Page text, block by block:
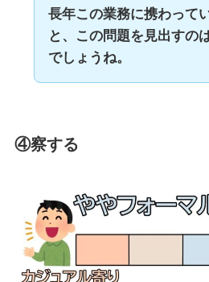
長年この業務に携わって
と、この問題を見出すの
でしょうね。
④察する